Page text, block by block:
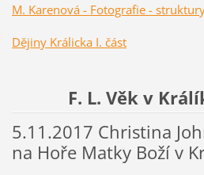
M. Karenová - Fotografie -
Dějiny Králicka I. část
F. L. Věk v
5.11.2017 Christina
na Hoře Matky Boží v